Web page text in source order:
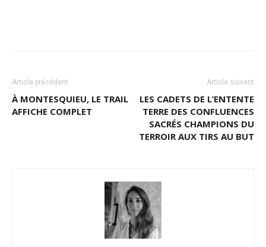
Article précédent
À MONTESQUIEU, LE TRAIL
AFFICHE COMPLET
Article suivant
LES CADETS DE L’ENTENTE
TERRE DES CONFLUENCES
SACRÉS CHAMPIONS DU
TERROIR AUX TIRS AU BUT